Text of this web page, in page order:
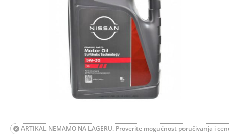
ARTIKAL NEMAMO NA LAGERU. Proverite mogućnost poručivanja i
